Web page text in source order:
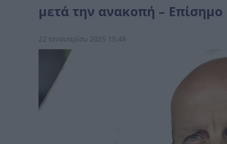
μετά την ανακοπή – Επίσημο
22 Ιανουαρίου 2025 15:48